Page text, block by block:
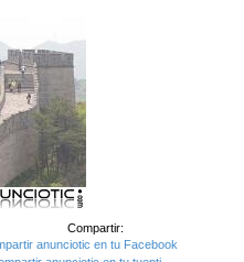
Compartir: